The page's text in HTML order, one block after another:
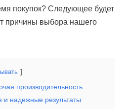
покупок? Следующее будет
причины выбора нашего
производительность
и надежные результаты